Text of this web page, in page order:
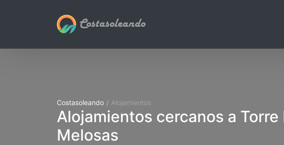
Costasoleando
Costasoleando Alojamientos
Alojamientos cercanos a Torre
Melosas